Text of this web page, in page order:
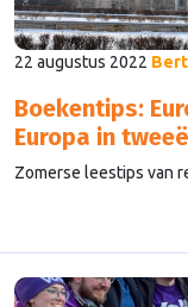
22 augustus 2022 Bert
Boekentips:
Europa in
Zomerse leestips van